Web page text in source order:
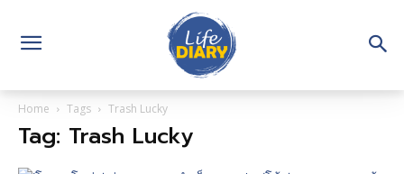
Home Tags Trash Lucky
Tag: Trash Lucky